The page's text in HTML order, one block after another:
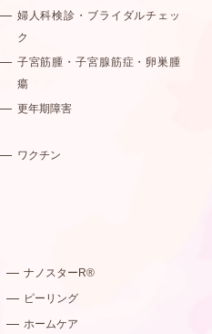
婦人科検診・ブライダルチェッ
ク
子宮筋腫・子宮腺筋症・卵巣腫
瘍
更年期障害
ワクチン
ナノスターR®
ピーリング
ホームケア